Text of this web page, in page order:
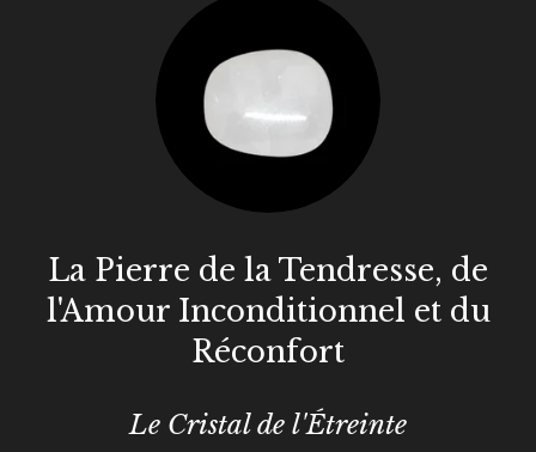
La Pierre de la Tendresse, de
l'Amour Inconditionnel et du
Réconfort
Le Cristal de l'Étreinte